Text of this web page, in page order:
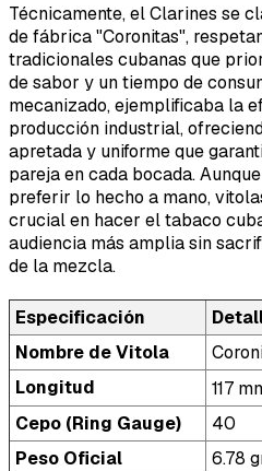
Técnicamente, el Clarines se
de fábrica "Coronitas",
tradicionales cubanas que
de sabor y un tiempo de
mecanizado, ejemplificaba la
producción industrial,
apretada y uniforme que
pareja en cada bocada.
preferir lo hecho a mano,
crucial en hacer el tabaco
audiencia más amplia sin
de la mezcla.
Especificación
Nombre de Vitola
Longitud
117
Cepo (Ring Gauge)
40
Peso Oficial
6.78